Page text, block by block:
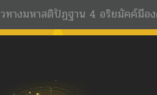
ทางมหาสติปัฏฐาน 4 อริยมัคค์มีอ